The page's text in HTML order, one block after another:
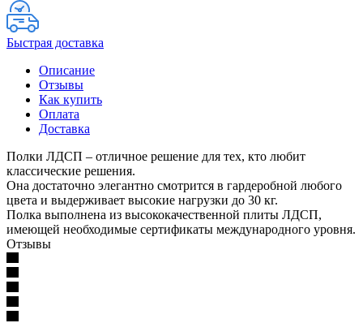
Быстрая доставка
Описание
Отзывы
Как купить
Оплата
Доставка
Полки ЛДСП – отличное решение для тех, кто любит
классические решения.
Она достаточно элегантно смотрится в гардеробной любого
цвета и выдерживает высокие нагрузки до 30 кг.
Полка выполнена из высококачественной плиты ЛДСП,
имеющей необходимые сертификаты международного уровня.
Отзывы